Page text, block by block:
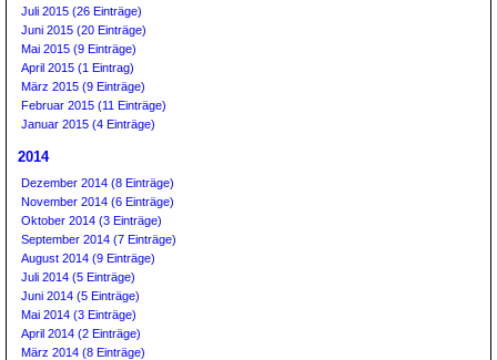
Juli 2015 (26 Einträge)
Juni 2015 (20 Einträge)
Mai 2015 (9 Einträge)
April 2015 (1 Eintrag)
März 2015 (9 Einträge)
Februar 2015 (11 Einträge)
Januar 2015 (4 Einträge)
2014
Dezember 2014 (8 Einträge)
November 2014 (6 Einträge)
Oktober 2014 (3 Einträge)
September 2014 (7 Einträge)
August 2014 (9 Einträge)
Juli 2014 (5 Einträge)
Juni 2014 (5 Einträge)
Mai 2014 (3 Einträge)
April 2014 (2 Einträge)
März 2014 (8 Einträge)